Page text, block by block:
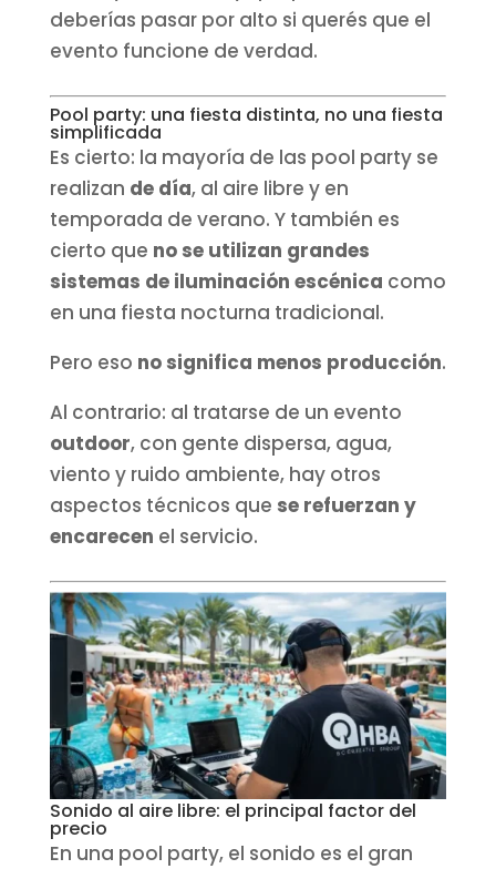
deberías pasar por alto si querés que el
evento funcione de verdad.
Pool party: una fiesta distinta, no una fiesta
simplificada
Es cierto: la mayoría de las pool party se
realizan de día, al aire libre y en
temporada de verano. Y también es
cierto que no se utilizan grandes
sistemas de iluminación escénica como
en una fiesta nocturna tradicional.
Pero eso no significa menos producción.
Al contrario: al tratarse de un evento
outdoor, con gente dispersa, agua,
viento y ruido ambiente, hay otros
aspectos técnicos que se refuerzan y
encarecen el servicio.
Sonido al aire libre: el principal factor del
precio
En una pool party, el sonido es el gran